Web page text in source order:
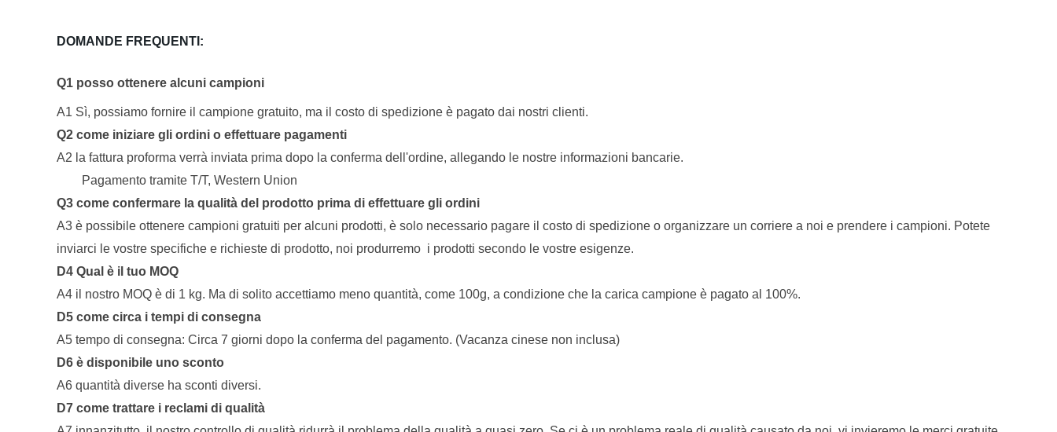
DOMANDE FREQUENTI:
Q1 posso ottenere alcuni campioni
A1 Sì, possiamo fornire il campione gratuito, ma il costo di spedizione è pagato dai nostri clienti.
Q2 come iniziare gli ordini o effettuare pagamenti
A2 la fattura proforma verrà inviata prima dopo la conferma dell'ordine, allegando le nostre informazioni bancarie.
Pagamento tramite T/T, Western Union
Q3 come confermare la qualità del prodotto prima di effettuare gli ordini
A3 è possibile ottenere campioni gratuiti per alcuni prodotti, è solo necessario pagare il costo di spedizione o organizzare un corriere a noi e prendere i campioni. Potete
inviarci le vostre specifiche e richieste di prodotto, noi produrremo i prodotti secondo le vostre esigenze.
D4 Qual è il tuo MOQ
A4 il nostro MOQ è di 1 kg. Ma di solito accettiamo meno quantità, come 100g, a condizione che la carica campione è pagato al 100%.
D5 come circa i tempi di consegna
A5 tempo di consegna: Circa 7 giorni dopo la conferma del pagamento. (Vacanza cinese non inclusa)
D6 è disponibile uno sconto
A6 quantità diverse ha sconti diversi.
D7 come trattare i reclami di qualità